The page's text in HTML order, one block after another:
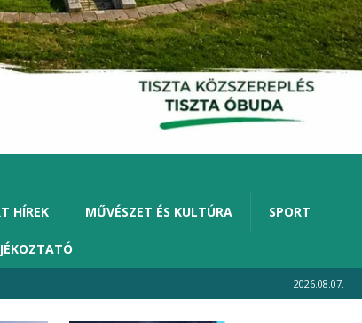
HÍREK MŰVÉSZET ÉS KULTÚRA SPORT
2026.08.07.